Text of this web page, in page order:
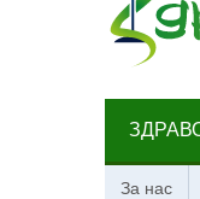
За нас